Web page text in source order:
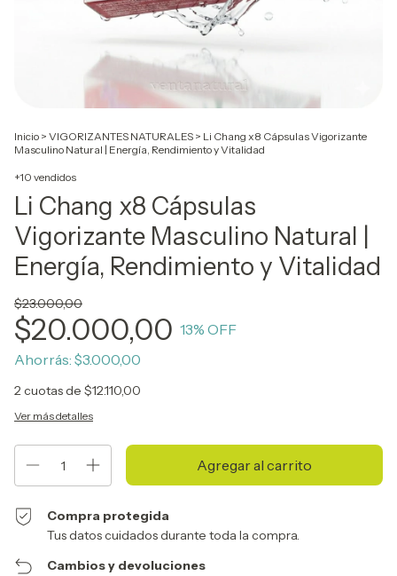
Inicio > VIGORIZANTES NATURALES > Li Chang x8 Cápsulas Vigorizante
Masculino Natural | Energía, Rendimiento y Vitalidad
+10 vendidos
Li Chang x8 Cápsulas
Vigorizante Masculino Natural |
Energía, Rendimiento y Vitalidad
$23.000,00
$20.000,00 13% OFF
Ahorrás: $3.000,00
2cuotas de $12.110,00
Ver más detalles
Compra protegida
Tus datos cuidados durante toda la compra.
Cambios y devoluciones